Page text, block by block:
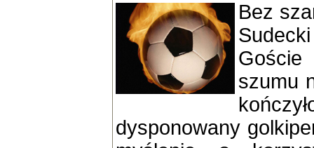
Bez
szumu
dysponowany